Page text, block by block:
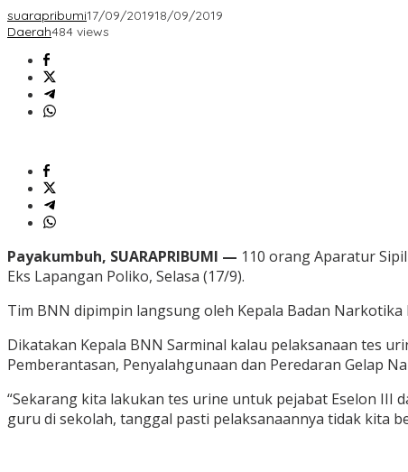
suarapribumi17/09/201918/09/2019
Daerah484 views
Payakumbuh, SUARAPRIBUMI — 110 orang Aparatur
Eks Lapangan Poliko, Selasa (17/9).
Tim BNN dipimpin langsung oleh Kepala Badan Narkotika
Dikatakan Kepala BNN Sarminal kalau pelaksanaan tes
Pemberantasan, Penyalahgunaan dan Peredaran Gelap
“Sekarang kita lakukan tes urine untuk pejabat Eselon III
guru di sekolah, tanggal pasti pelaksanaannya tidak kita